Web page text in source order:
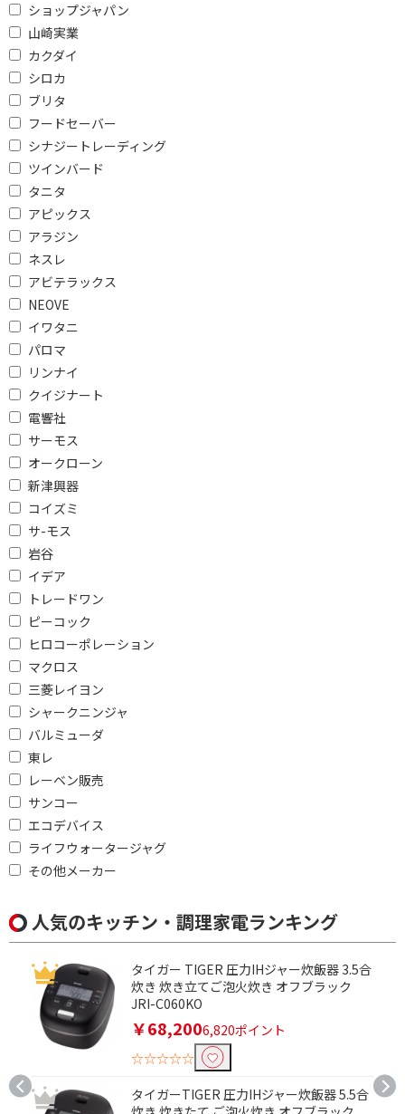
ショップジャパン
山崎実業
カクダイ
シロカ
ブリタ
フードセーバー
シナジートレーディング
ツインバード
タニタ
アピックス
アラジン
ネスレ
アビテラックス
NEOVE
イワタニ
パロマ
リンナイ
クイジナート
電響社
サーモス
オークローン
新津興器
コイズミ
サ-モス
岩谷
イデア
トレードワン
ピーコック
ヒロコーポレーション
マクロス
三菱レイヨン
シャークニンジャ
バルミューダ
東レ
レーベン販売
サンコー
エコデバイス
ライフウォータージャグ
その他メーカー
奥行(外形・ハンドル除く)で絞り込む
401～451mm未満
庫内形状で絞り込む
周波数（㎐）で絞り込む
50/60Hz
レンジ最高出力で絞り込む
1000W以上
センサーで絞り込む
赤外線センサー
ピッタリ設置で絞り込む
スチーム機能で絞り込む
スチーム式
スチーム給水方式で絞り込む
タンク式
発酵機能で絞り込む
発酵機能あり
～3人用
5人用
収納食器容量(食器点数)で絞り込む
～10点
11～20点
31～40点
乾燥機能で絞り込む
人気のキッチン・調理家電ランキング
タイガー TIGER 圧力IHジャー炊飯器 3.5合
炊き 炊き立てご泡火炊き オフブラック
JRI-C060KO
￥68,2006,820ポイント
☆☆☆☆☆
タイガーTIGER 圧力IHジャー炊飯器 5.5合